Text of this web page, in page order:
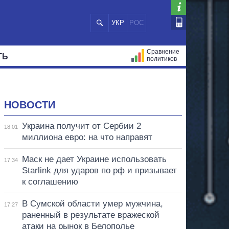
УКР РОС
Сравнение
политиков
НОВОСТИ
18:01
Украина получит от Сербии 2
миллиона евро: на что направят
17:34
Маск не дает Украине использовать
Starlink для ударов по рф и призывает
к соглашению
17:27
В Сумской области умер мужчина,
раненный в результате вражеской
атаки на рынок в Белополье